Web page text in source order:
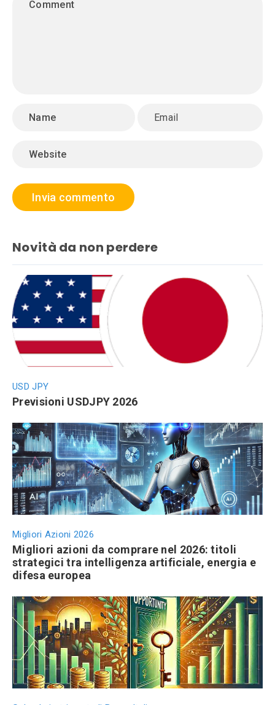
Novità da non perdere
USD JPY
Previsioni USDJPY 2026
Migliori Azioni 2026
Migliori azioni da comprare nel 2026: titoli
strategici tra intelligenza artificiale, energia e
difesa europea